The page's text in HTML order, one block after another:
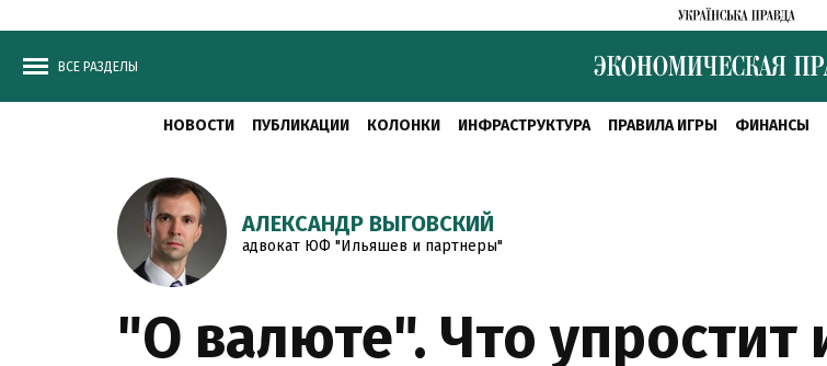
ВСЕ РАЗДЕЛЫ
НОВОСТИ ПУБЛИКАЦИИ КОЛОНКИ ИНФРАСТРУКТУРА ПРАВИЛА ИГРЫ ФИНАНСЫ
АЛЕКСАНДР ВЫГОВСКИЙ
адвокат ЮФ "Ильяшев и партнеры"
"О валюте". Что упростит